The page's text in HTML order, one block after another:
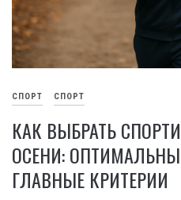
СПОРТ СПОРТ
КАК ВЫБРАТЬ
ОСЕНИ:
ГЛАВНЫЕ КРИТЕРИИ